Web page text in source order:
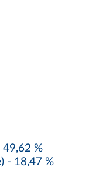
49,62 %
- 18,47 %